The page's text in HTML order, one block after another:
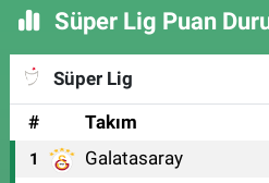
Süper Lig Puan
Süper Lig
#
Takım
1 Galatasaray